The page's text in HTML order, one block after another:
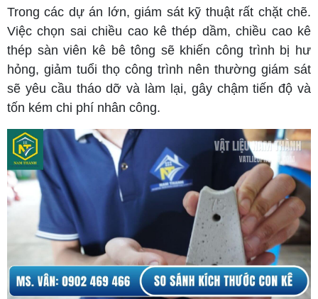
Trong các dự án lớn, giám sát kỹ thuật rất chặt chẽ.
Việc chọn sai chiều cao kê thép dầm, chiều cao kê
thép sàn viên kê bê tông sẽ khiến công trình bị hư
hỏng, giảm tuổi thọ công trình nên thường giám sát
sẽ yêu cầu tháo dỡ và làm lại, gây chậm tiến độ và
tốn kém chi phí nhân công.